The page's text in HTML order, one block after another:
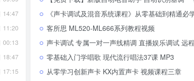
14:47
11:20
00:13
18:47
17:15
《声卡调试及混音系统课程》从零基础到精通必学的
客所思 ML520-ML666系列教程视频
声卡调试 专属一对一声线精调 直播娱乐调试 远程安装
零基础入门学唱歌 现代流行唱法37课 MP3
从零学习创新声卡 KX内置声卡 视频课程三章